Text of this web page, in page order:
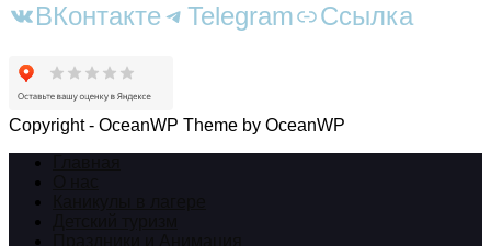
ВКонтакте Telegram Ссылка
Copyright - OceanWP Theme by OceanWP